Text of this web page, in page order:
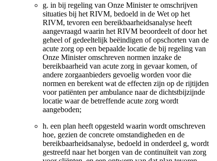
g. in bij regeling van Onze Minister te omschrijven
situaties bij het RIVM, bedoeld in de Wet op het
RIVM, tevoren een bereikbaarheidsanalyse heeft
aangevraagd waarin het RIVM beoordeelt of door het
geheel of gedeeltelijk beëindigen of opschorten van de
acute zorg op een bepaalde locatie de bij regeling van
Onze Minister omschreven normen inzake de
bereikbaarheid van acute zorg in gevaar komen, of
andere zorgaanbieders gevoelig worden voor die
normen en berekent wat de effecten zijn op de rijtijden
voor patiënten per ambulance naar de dichtstbijzijnde
locatie waar de betreffende acute zorg wordt
aangeboden;
h. een plan heeft opgesteld waarin wordt omschreven
hoe, gezien de concrete omstandigheden en de
bereikbaarheidsanalyse, bedoeld in onderdeel g, wordt
gestreefd naar het borgen van de continuïteit van zorg